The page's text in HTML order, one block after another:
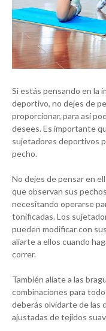
Si estás pensando en la
deportivo, no dejes de
proporcionar, para así
desees. Es importante
sujetadores deportivos
pecho.
No dejes de pensar en
que observan sus
necesitando operarse
tonificadas. Los
pueden modificar con
aliarte a ellos cuando
correr.
También alíate a las
combinaciones para
deberás olvidarte de las
ajustadas de tejidos